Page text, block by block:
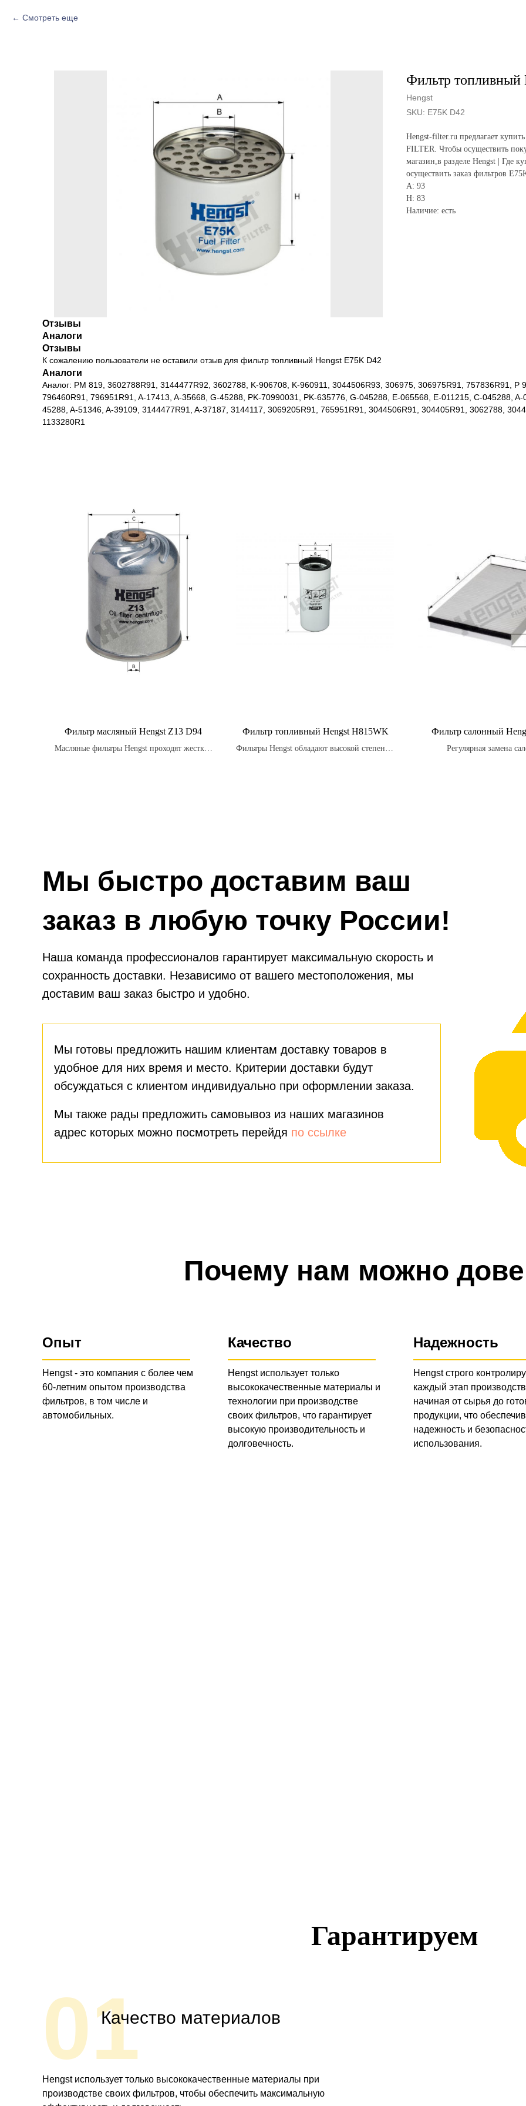
Смотреть еще
Фильтр топливный
Hengst
SKU: E75K D42
Hengst-filter.ru предлагает
FILTER. Чтобы осуществить
магазин,в разделе Hengst | Где
осуществить заказ фильтров
A: 93
H: 83
Наличие: есть
Отзывы
Аналоги
Отзывы
К сожалению пользователи не оставили отзыв для фильтр топливный Hengst E75K D42
Аналоги
Аналог: PM 819, 3602788R91, 3144477R92, 3602788, K-906708, K-960911, 3044506R93, 306975, 306975R91, 757836R91, P
796460R91, 796951R91, A-17413, A-35668, G-45288, PK-70990031, PK-635776, G-045288, E-065568, E-011215, C-045288,
45288, A-51346, A-39109, 3144477R91, A-37187, 3144117, 3069205R91, 765951R91, 3044506R91, 304405R91, 3062788,
1133280R1
Фильтр масляный Hengst Z13 D94
Масляные фильтры Hengst проходят жесткие
Фильтр топливный Hengst H815WK
Фильтры Hengst обладают высокой степенью
Фильтр салонный
Регулярная замена
Мы быстро доставим ваш
заказ в любую точку России!
Мы готовы предложить нашим клиентам доставку товаров в
удобное для них время и место. Критерии доставки будут
обсуждаться с клиентом индивидуально при оформлении заказа.
Мы также рады предложить самовывоз из наших магазинов
адрес которых можно посмотреть перейдя по ссылке
Наша команда профессионалов гарантирует максимальную скорость и
сохранность доставки. Независимо от вашего местоположения, мы
доставим ваш заказ быстро и удобно.
Почему нам можно
Опыт
Hengst - это компания с более чем
60-летним опытом производства
фильтров, в том числе и
автомобильных.
Качество Надежность
Hengst использует только
высококачественные материалы и
технологии при производстве
своих фильтров, что гарантирует
высокую производительность и
долговечность.
Hengst строго
каждый этап
начиная от сырья до
продукции, что
надежность и
использования.
Гарантируем
01Качество материалов
Hengst использует только высококачественные материалы при
производстве своих фильтров, чтобы обеспечить максимальную